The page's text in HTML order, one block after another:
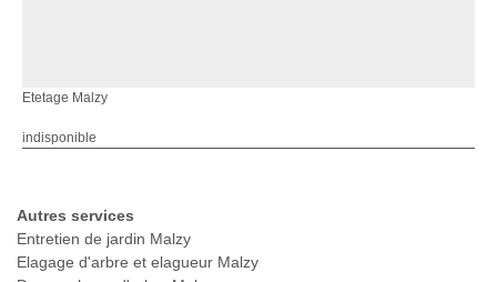
Etetage Malzy
indisponible
Autres services
Entretien de jardin Malzy
Elagage d'arbre et elagueur Malzy